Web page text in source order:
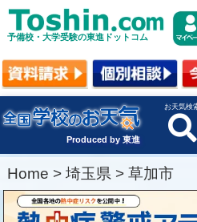
予備校・大学受験の東進ドットコム
Produced by 東進
お天気検
Home > 埼玉県 > 草加市